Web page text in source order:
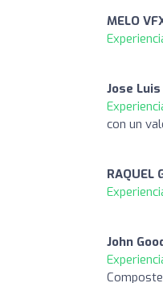
MELO
Jose
con un
RAQUEL
John